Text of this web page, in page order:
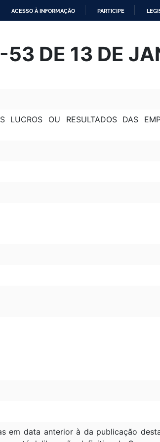
ACESSO À INFORMAÇÃO PARTICIPE
DE 13 DE
LUCROS OU RESULTADOS DAS
em data anterior à da publicação